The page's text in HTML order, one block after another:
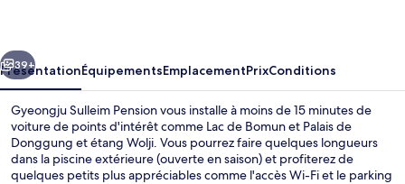
Suivant
39+
PrésentationÉquipementsEmplacementPrixConditions
Gyeongju Sulleim Pension vous installe à moins de 15 minutes de
voiture de points d'intérêt comme Lac de Bomun et Palais de
Donggung et étang Wolji. Vous pourrez faire quelques longueurs
dans la piscine extérieure (ouverte en saison) et profiterez de
quelques petits plus appréciables comme l'accès Wi-Fi et le parking